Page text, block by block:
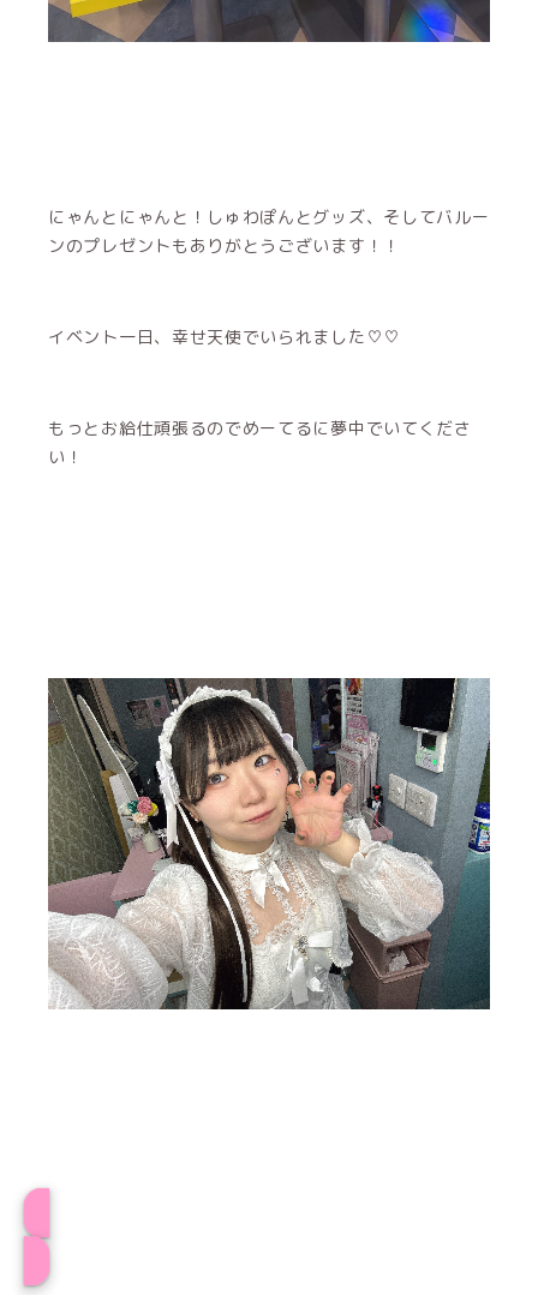
にゃんとにゃんと！しゅわぽんとグッズ、そしてバルー
ンのプレゼントもありがとうございます！！
イベント一日、幸せ天使でいられました♡♡
もっとお給仕頑張るのでめーてるに夢中でいてくださ
い！